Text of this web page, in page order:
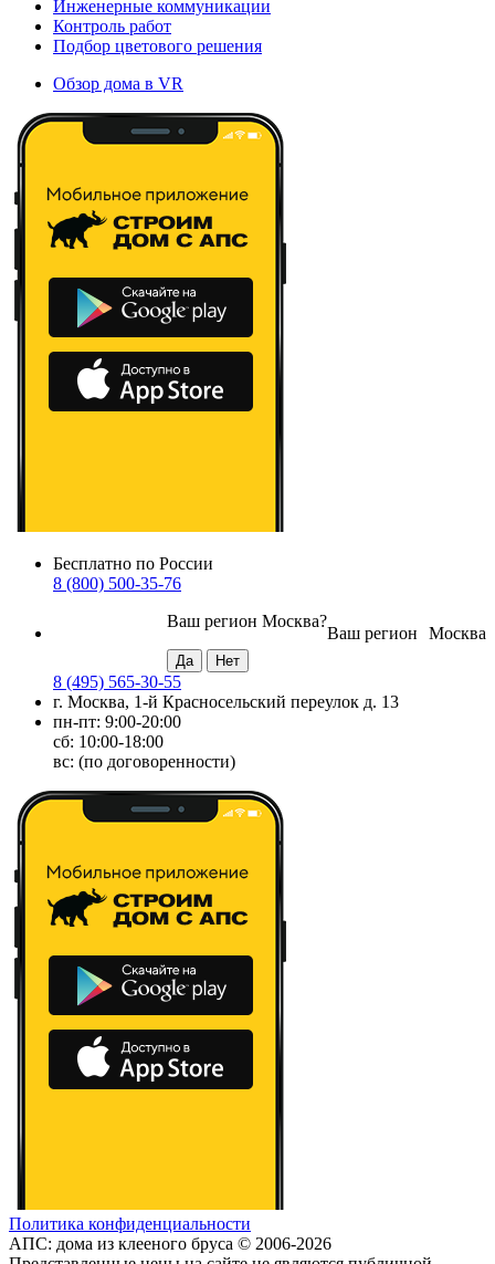
Инженерные коммуникации
Контроль работ
Подбор цветового решения
Обзор дома в VR
Бесплатно по России
8 (800) 500-35-76
Москва
Ваш регион
Ваш регион Москва?
8 (495) 565-30-55
г. Москва, 1-й Красносельский переулок д. 13
пн-пт: 9:00-20:00
сб: 10:00-18:00
вс: (по договоренности)
Политика конфиденциальности
АПС: дома из клееного бруса © 2006-2026